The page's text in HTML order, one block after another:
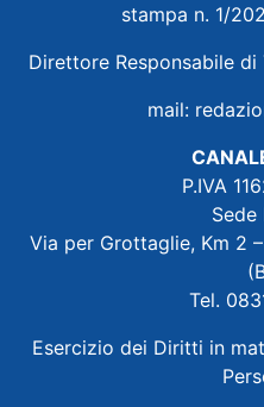
stampa n. 1/
Direttore Responsabile
mail:
P.IVA
Sede
Via per Grottaglie, Km 2
Tel.
Esercizio dei Diritti in